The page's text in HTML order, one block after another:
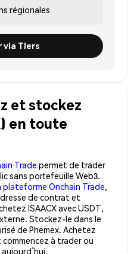
régionales
via Tiers
et stockez
en toute
Trade permet de trader
sans portefeuille Web3.
plateforme Onchain Trade,
de contrat et
ISAACX avec USDT,
Stockez-le dans le
de Phemex. Achetez
à trader ou